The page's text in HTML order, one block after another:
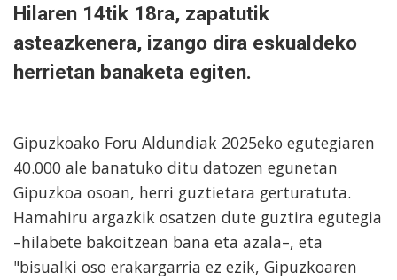
Hilaren 14tik 18ra, zapatutik
asteazkenera, izango dira eskualdeko
herrietan banaketa egiten.
Gipuzkoako Foru Aldundiak 2025eko egutegiaren
40.000 ale banatuko ditu datozen egunetan
Gipuzkoa osoan, herri guztietara gerturatuta.
Hamahiru argazkik osatzen dute guztira egutegia
–hilabete bakoitzean bana eta azala–, eta
"bisualki oso erakargarria ez ezik, Gipuzkoaren